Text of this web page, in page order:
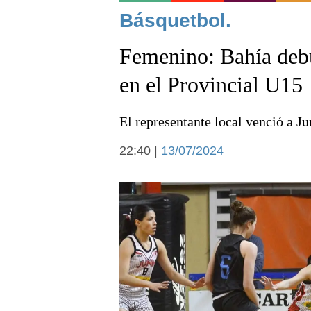
Noticias
Arte y cultura
Economía y campo
Básquetbol.
Femenino: Bahía
en el Provincial U15
El representante local venció a
22:40 | 13/07/2024